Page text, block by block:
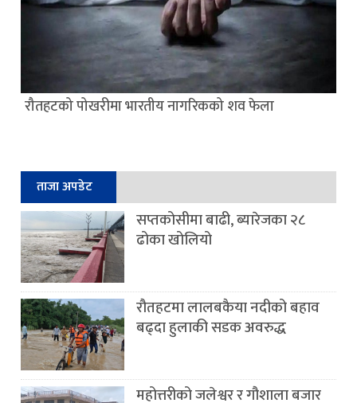
रौतहटको पोखरीमा भारतीय नागरिकको शव फेला
ताजा अपडेट
सप्तकोसीमा बाढी, ब्यारेजका २८
ढोका खोलियो
रौतहटमा लालबकैया नदीको बहाव
बढ्दा हुलाकी सडक अवरुद्ध
महोत्तरीको जलेश्वर र गौशाला बजार